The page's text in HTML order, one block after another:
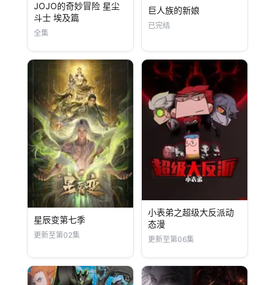
JOJO的奇妙冒险 星尘
斗士 埃及篇
全集
巨人族的新娘
已完结
星辰变第七季
更新至第02集
小表弟之超级大反派动
态漫
更新至第06集